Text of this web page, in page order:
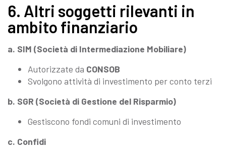
6. Altri soggetti rilevanti in
ambito finanziario
a. SIM (Società di Intermediazione Mobiliare)
Autorizzate da CONSOB
Svolgono attività di investimento per conto terzi
b. SGR (Società di Gestione del Risparmio)
Gestiscono fondi comuni di investimento
c. Confidi